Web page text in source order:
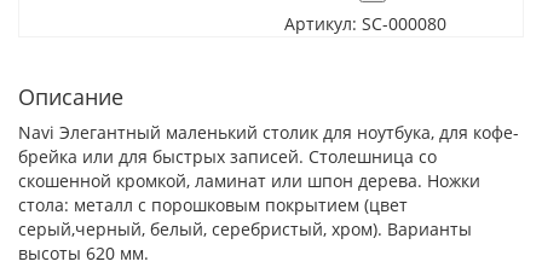
Артикул: SC-000080
Описание
Navi Элегантный маленький столик для ноутбука, для кофе-
брейка или для быстрых записей. Столешница со
скошенной кромкой, ламинат или шпон дерева. Ножки
стола: металл с порошковым покрытием (цвет
серый,черный, белый, серебристый, хром). Варианты
высоты 620 мм.